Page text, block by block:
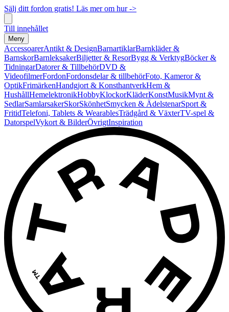
Sälj ditt fordon gratis! Läs mer om hur ->
Till innehållet
Meny
AccessoarerAntikt & DesignBarnartiklarBarnkläder &
BarnskorBarnleksakerBiljetter & ResorBygg & VerktygBöcker &
TidningarDatorer & TillbehörDVD &
VideofilmerFordonFordonsdelar & tillbehörFoto, Kameror &
OptikFrimärkenHandgjort & KonsthantverkHem &
HushållHemelektronikHobbyKlockorKläderKonstMusikMynt &
SedlarSamlarsakerSkorSkönhetSmycken & ÄdelstenarSport &
FritidTelefoni, Tablets & WearablesTrädgård & VäxterTV-spel &
DatorspelVykort & BilderÖvrigtInspiration